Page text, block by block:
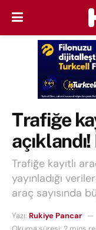
Trafiğe
Trafiğe kayıtlı
yayınladığı
araç sayısında
Yazı: Rukiye Pancar